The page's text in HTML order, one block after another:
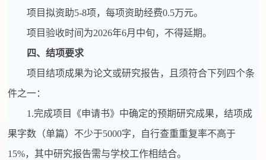
项目拟资助5-8项，每项资助经费0.5万元。
项目验收时间为2026年6月中旬，不得延期。
四、结项要求
项目结项成果为论文或研究报告，且须符合下列四个条
件之一：
1.完成项目《申请书》中确定的预期研究成果，结项成
果字数（单篇）不少于5000字，自行查重重复率不高于
15%，其中研究报告需与学校工作相结合。